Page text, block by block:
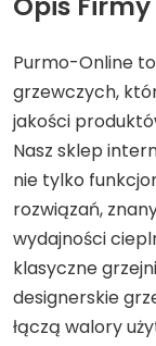
Purmo-Online
grzewczych,
jakości
Nasz sklep
nie tylko
rozwiązań,
wydajności
klasyczne
designerskie
łączą walory